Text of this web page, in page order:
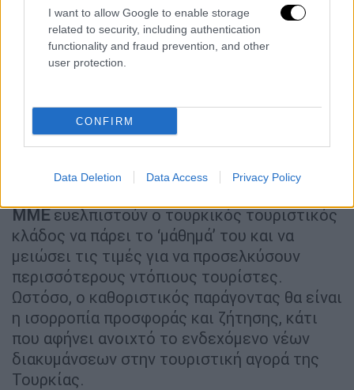
I want to allow Google to enable storage
related to security, including authentication
functionality and fraud prevention, and other
user protection.
CONFIRM
Data Deletion Data Access Privacy Policy
κυβερνητικής εφημερίδας Σαμπάχ. «Έχουμε
ωφελήσει την Ελλάδα, έναν από τους
ανταγωνιστές μας στον τουρισμό, κατά
Οι επιπτώσεις στην τουρκική
τουριστική βιομηχανία
Τούρκοι τουριστικοί επιχειρηματίες
ΜΜΕευελπιστούν ο τουρκικός τουριστικός
κλάδος να πάρει το ‘μάθημά’ του και να
μειώσει τις τιμές για να προσελκύσουν
περισσότερους ντόπιους τουρίστες.
Ωστόσο, ο καθοριστικός παράγοντας θα είναι
η ισορροπία προσφοράς και ζήτησης, κάτι
που αφήνει ανοιχτό το ενδεχόμενο νέων
διακυμάνσεων στην τουριστική αγορά της
Τουρκίας.